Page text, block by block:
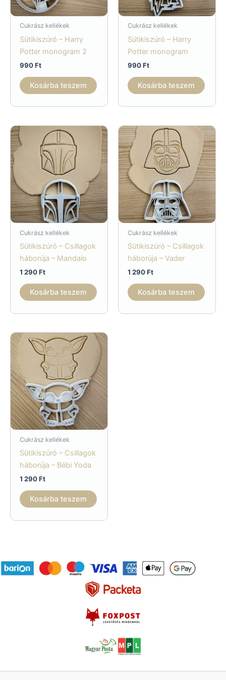
Cukrász kellékek
Sütikiszúró – Harry
Potter monogram 2
990Ft
Kosárba teszem
Cukrász kellékek
Sütikiszúró – Harry
Potter monogram
990Ft
Kosárba teszem
Cukrász kellékek
Sütikiszúró – Csillagok
háborúja – Mandalo
1 290Ft
Kosárba teszem
Cukrász kellékek
Sütikiszúró – Csillagok
háborúja – Vader
1 290Ft
Kosárba teszem
Cukrász kellékek
Sütikiszúró – Csillagok
háborúja – Bébi Yoda
1 290Ft
Kosárba teszem